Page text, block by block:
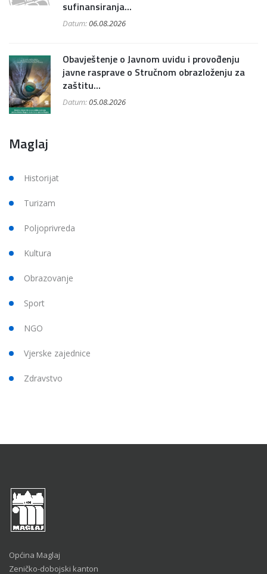
sufinansiranja...
Datum:06.08.2026
Obavještenje o Javnom uvidu i provođenju
javne rasprave o Stručnom obrazloženju za
zaštitu...
Datum:05.08.2026
Maglaj
Historijat
Turizam
Poljoprivreda
Kultura
Obrazovanje
Sport
NGO
Vjerske zajednice
Zdravstvo
Općina Maglaj
Zeničko-dobojski kanton